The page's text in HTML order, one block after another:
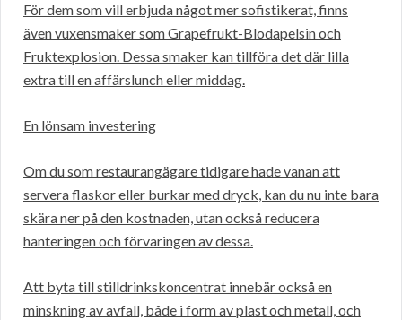
För dem som vill erbjuda något mer sofistikerat, finns
även vuxensmaker som Grapefrukt-Blodapelsin och
Fruktexplosion. Dessa smaker kan tillföra det där lilla
extra till en affärslunch eller middag.
En lönsam investering
Om du som restaurangägare tidigare hade vanan att
servera flaskor eller burkar med dryck, kan du nu inte bara
skära ner på den kostnaden, utan också reducera
hanteringen och förvaringen av dessa.
Att byta till stilldrinkskoncentrat innebär också en
minskning av avfall, både i form av plast och metall, och